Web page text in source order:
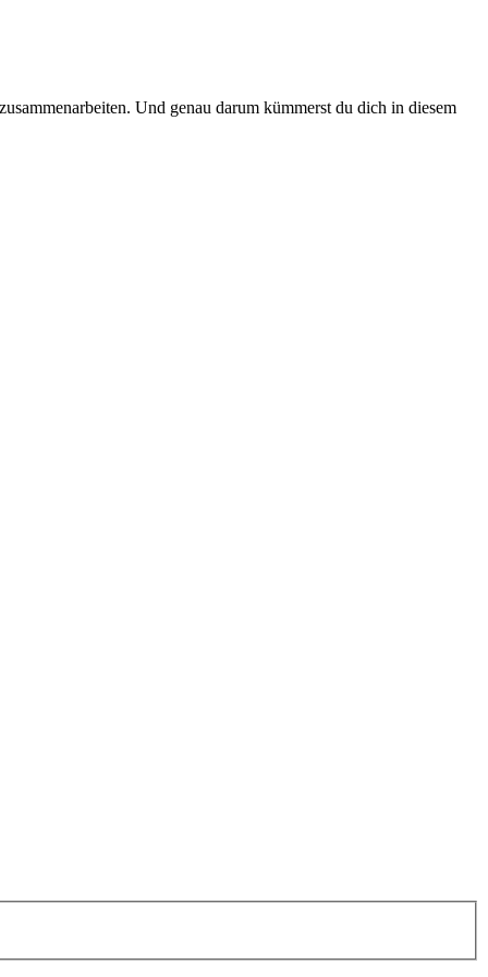
Und genau darum kümmerst du dich in diesem